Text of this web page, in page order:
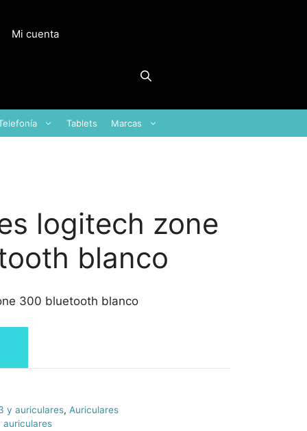
Mi cuenta
Tablets Marcas
logitech zone
blanco
300 bluetooth blanco
y auriculares, Auriculares